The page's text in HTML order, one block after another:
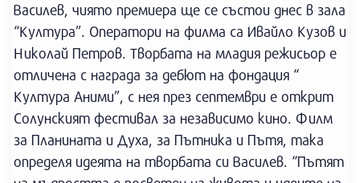
Василев, чиято премиера ще се състои днес в зала
“Култура”. Оператори на филма са Ивайло Кузов и
Николай Петров. Творбата на младия режисьор е
отличена с награда за дебют на фондация “
Култура Аними”, с нея през септември е открит
Солунският фестивал за независимо кино. Филм
за Планината и Духа, за Пътника и Пътя, така
определя идеята на творбата си Василев. “Пътят